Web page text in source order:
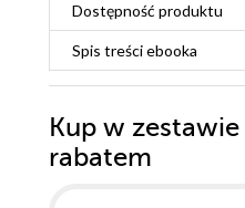
Dostępność produktu
Spis treściebooka
Kup w
rabatem